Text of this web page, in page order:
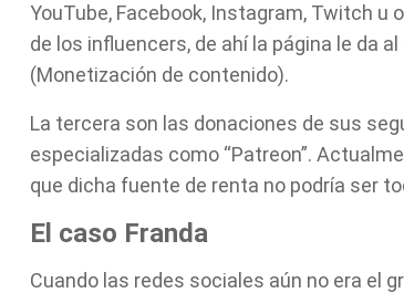
YouTube, Facebook, Instagram, Twitch
de los influencers, de ahí la página le da
(Monetización de contenido).
La tercera son las donaciones de sus
especializadas como “Patreon”.
que dicha fuente de renta no podría ser
El caso Franda
Cuando las redes sociales aún no era el